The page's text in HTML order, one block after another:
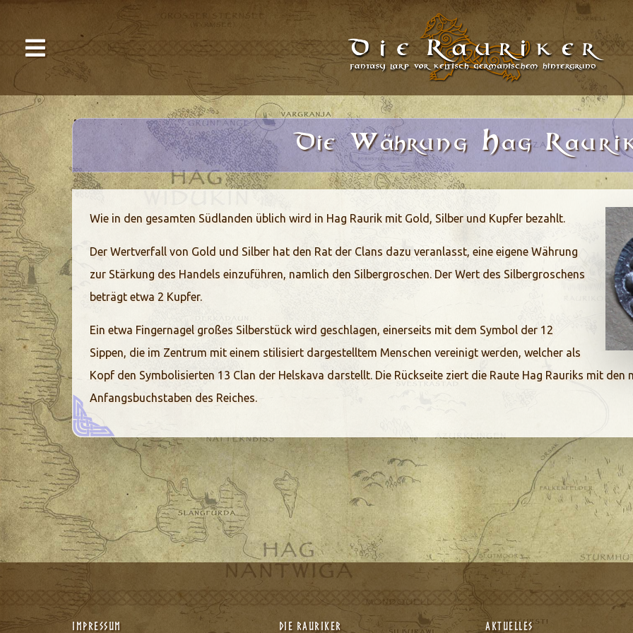
Die Währung Hag R
Wie in den gesamten Südlanden üblich wird in Hag Raurik mit Gold, Silber und Kupfer bezahlt.
Der Wertverfall von Gold und Silber hat den Rat der Clans dazu veranlasst, eine eigene Währung
zur Stärkung des Handels einzuführen, namlich den Silbergroschen. Der Wert des Silbergroschens
beträgt etwa 2 Kupfer.
Ein etwa Fingernagel großes Silberstück wird geschlagen, einerseits mit dem Symbol der 12
Sippen, die im Zentrum mit einem stilisiert dargestelltem Menschen vereinigt werden, welcher als
Kopf den Symbolisierten 13 Clan der Helskava darstellt. Die Rückseite ziert die Raute Hag Rauriks mit den
Anfangsbuchstaben des Reiches.
Impressum Die Rauriker Aktuelles